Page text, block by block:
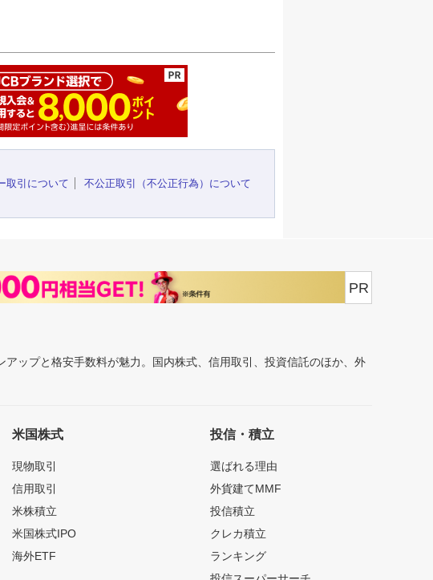
取引について
不公正取引（不公正行為）について
PR
ップと格安手数料が魅力。国内株式、信用取引、投資信託のほか、外
米国株式
現物取引
信用取引
米株積立
米国株式IPO
海外ETF
投信・積立
選ばれる理由
外貨建てMMF
投信積立
クレカ積立
ランキング